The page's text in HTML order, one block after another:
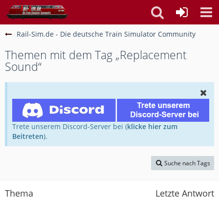
Rail-Sim.de - Die deutsche Train Simulator Community
Themen mit dem Tag „Replacement
Sound“
Trete unserem Discord-Server bei (klicke hier zum
Beitreten).
Suche nach Tags
Thema Letzte Antwort